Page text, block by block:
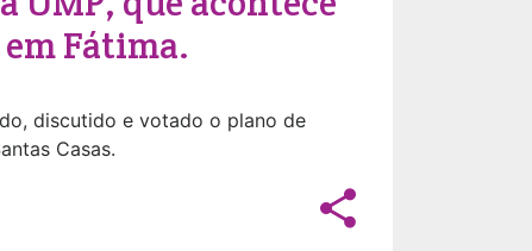
Fátima.
discutido e votado o plano de
Casas.
share